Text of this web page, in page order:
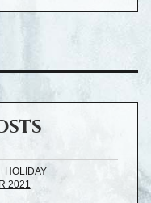
2021